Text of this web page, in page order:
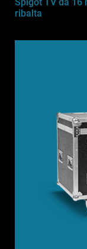
ribalta